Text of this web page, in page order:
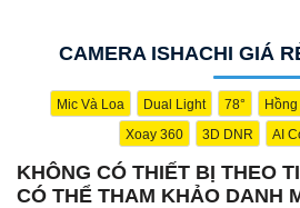
CAMERA ISHACHI GIÁ
Mic Và Loa Dual Light 78°
Xoay 360
3D DNR AI
KHÔNG CÓ THIẾT BỊ THEO
CÓ THỂ THAM KHẢO DANH